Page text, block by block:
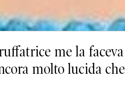
me la faceva
molto lucida che